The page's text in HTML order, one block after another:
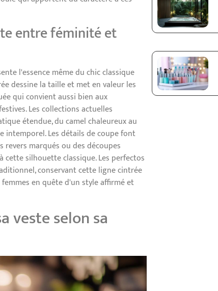
entre féminité et
l'essence même du chic classique
dessine la taille et met en valeur les
qui convient aussi bien aux
Les collections actuelles
étendue, du camel chaleureux au
intemporel. Les détails de coupe font
marqués ou des découpes
silhouette classique. Les perfectos
conservant cette ligne cintrée
en quête d'un style affirmé et
veste selon sa